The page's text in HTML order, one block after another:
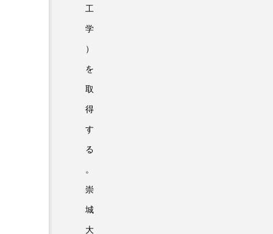
工
学
）
を
取
得
す
る
。
崇
城
大